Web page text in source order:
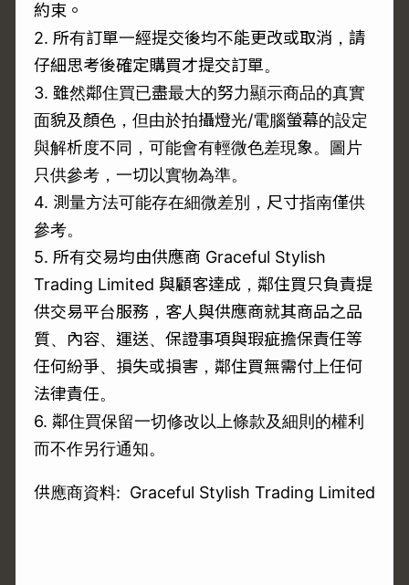
約束。
2. 所有訂單一經提交後均不能更改或取消，請
仔細思考後確定購買才提交訂單。
3. 雖然鄰住買已盡最大的努力顯示商品的真實
面貌及顏色，但由於拍攝燈光/電腦螢幕的設定
與解析度不同，可能會有輕微色差現象。圖片
只供參考，一切以實物為準。
4. 測量方法可能存在細微差別，尺寸指南僅供
參考。
5. 所有交易均由供應商 Graceful Stylish
Trading Limited 與顧客達成，鄰住買只負責提
供交易平台服務，客人與供應商就其商品之品
質、內容、運送、保證事項與瑕疵擔保責任等
任何紛爭、損失或損害，鄰住買無需付上任何
法律責任。
6. 鄰住買保留一切修改以上條款及細則的權利
而不作另行通知。
供應商資料: Graceful Stylish Trading Limited